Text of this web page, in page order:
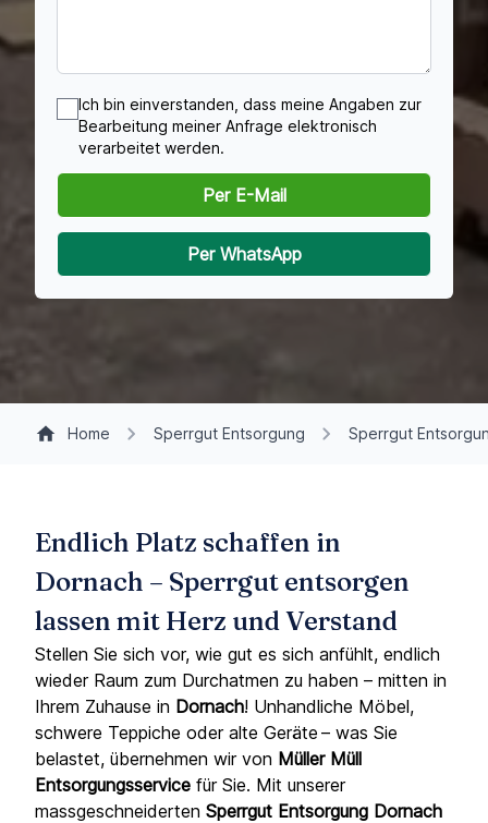
Ich bin einverstanden, dass meine Angaben zur
Bearbeitung meiner Anfrage elektronisch
verarbeitet werden.
Per E-Mail
Per WhatsApp
Home Sperrgut Entsorgung Sperrgut
Endlich Platz schaffen in
Dornach – Sperrgut entsorgen
lassen mit Herz und Verstand
Stellen Sie sich vor, wie gut es sich anfühlt, endlich
wieder Raum zum Durchatmen zu haben – mitten in
Ihrem Zuhause in Dornach! Unhandliche Möbel,
schwere Teppiche oder alte Geräte – was Sie
belastet, übernehmen wir von Müller Müll
Entsorgungsservice für Sie. Mit unserer
massgeschneiderten Sperrgut Entsorgung Dornach